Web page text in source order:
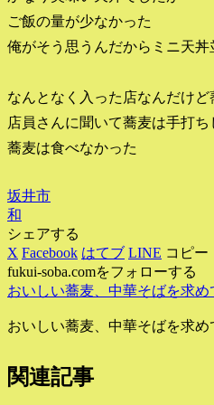
ご飯の量が少なかった
俺がそう思うんだからミニ天丼
なんとなく入った店なんだけ
店員さんに聞いて蕎麦は手打
蕎麦は食べなかった
坂井市
和
シェアする
X Facebook はてブ LINE コピー
fukui-soba.comをフォローする
おいしい蕎麦、中華そばを求
おいしい蕎麦、中華そばを求
関連記事